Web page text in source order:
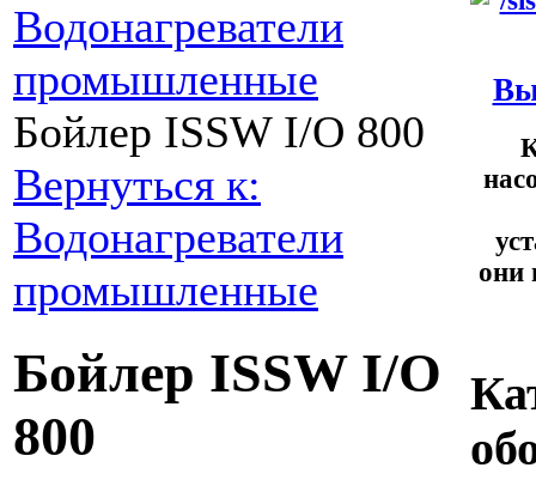
Водонагреватели
промышленные
Бойлер ISSW I/O 800
Вернуться к:
Водонагреватели
промышленные
Бойлер ISSW I/O
800
они